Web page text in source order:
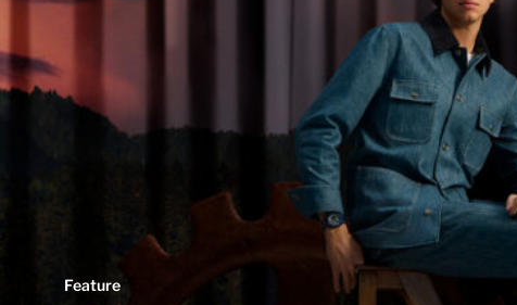
Feature